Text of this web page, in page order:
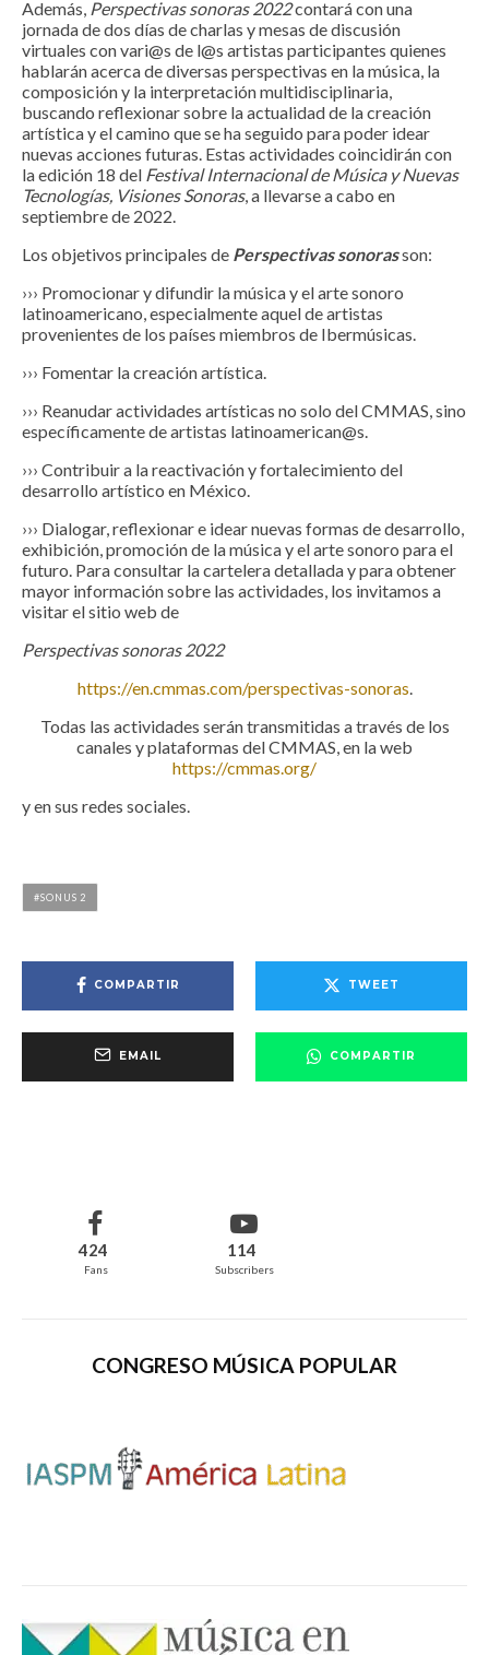
Además, Perspectivas sonoras 2022contará con una
jornada de dos días de charlas y mesas de discusión
virtuales con vari@s de l@s artistas participantes quienes
hablarán acerca de diversas perspectivas en la música, la
composición y la interpretación multidisciplinaria,
buscando reflexionar sobre la actualidad de la creación
artística y el camino que se ha seguido para poder idear
nuevas acciones futuras. Estas actividades coincidirán con
la edición 18 del Festival Internacional de Música y Nuevas
Tecnologías, Visiones Sonoras, a llevarse a cabo en
septiembre de 2022.
Los objetivos principales de Perspectivas sonorasson:
››› Promocionar y difundir la música y el arte sonoro
latinoamericano, especialmente aquel de artistas
provenientes de los países miembros de Ibermúsicas.
››› Fomentar la creación artística.
››› Reanudar actividades artísticas no solo del CMMAS, sino
específicamente de artistas latinoamerican@s.
››› Contribuir a la reactivación y fortalecimiento del
desarrollo artístico en México.
››› Dialogar, reflexionar e idear nuevas formas de desarrollo,
exhibición, promoción de la música y el arte sonoro para el
futuro. Para consultar la cartelera detallada y para obtener
mayor información sobre las actividades, los invitamos a
visitar el sitio web de
Perspectivas sonoras 2022
https://en.cmmas.com/perspectivas-sonoras
Todas las actividades serán transmitidas a través de los
canales y plataformas del CMMAS, en la web
https://cmmas.org/
y en sus redes sociales.
SONUS 2
COMPARTIR TWEET
EMAIL COMPARTIR
424
Fans
114
Subscribers
CONGRESO MÚSICA POPULAR